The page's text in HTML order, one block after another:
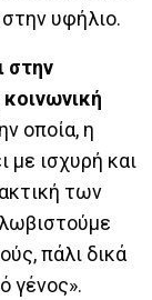
υφήλιο.
στην
οποία, η
με ισχυρή και
των
πάλι δικά
γένος».